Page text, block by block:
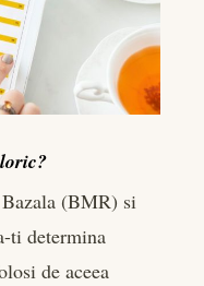
(BMR) si
ti determina
de aceea